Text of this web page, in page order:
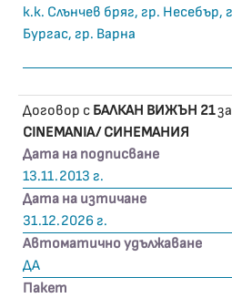
к.к. Слънчев бряг, гр. Несебър,
Бургас, гр. Варна
Договор с БАЛКАН ВИЖЪН 21
CINEMANIA/ СИНЕМАНИЯ
Дата на подписване
13.11.2013 г.
Дата на изтичане
31.12.2026 г.
Автоматично удължаване
ДА
Пакет